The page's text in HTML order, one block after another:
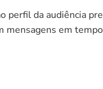
perfil da audiência
mensagens em